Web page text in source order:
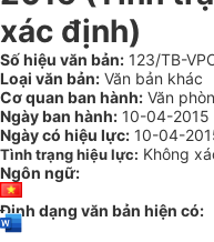
xác định)
Số hiệu văn bản: 123/TB-
Loại văn bản: Văn bản khác
Cơ quan ban hành: Văn
Ngày ban hành: 10-04-2015
Ngày có hiệu lực: 10-04-
Tình trạng hiệu lực: Không
Ngôn ngữ:
Định dạng văn bản hiện có: